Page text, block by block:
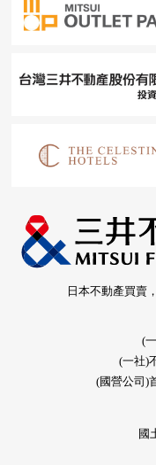
日本不動產買賣
(
(一社)
(國營公司)
國